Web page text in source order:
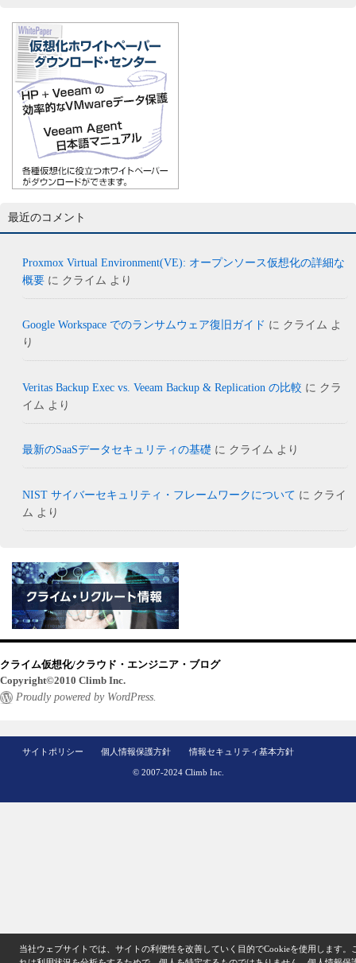
最近のコメント
Proxmox Virtual Environment(VE): オープンソース仮想化の詳細な
概要 に クライム より
Google Workspace でのランサムウェア復旧ガイド に クライム よ
り
Veritas Backup Exec vs. Veeam Backup & Replication の比較 に クラ
イム より
最新のSaaSデータセキュリティの基礎 に クライム より
NIST サイバーセキュリティ・フレームワークについて に クライ
ム より
クライム仮想化/クラウド・エンジニア・ブログ
Copyright©2010 Climb Inc.
Proudly powered by WordPress.
サイトポリシー 個人情報保護方針 情報セキュリティ基本方針
© 2007-2024 Climb Inc.
当社ウェブサイトでは、サイトの利便性を改善していく目的でCookieを使用します。